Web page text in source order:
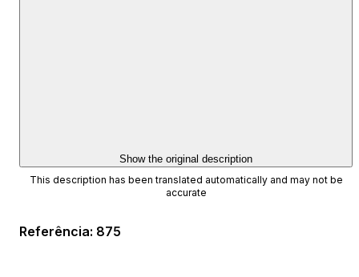
Show the original description
This description has been translated automatically and may not be
accurate
Referência: 875